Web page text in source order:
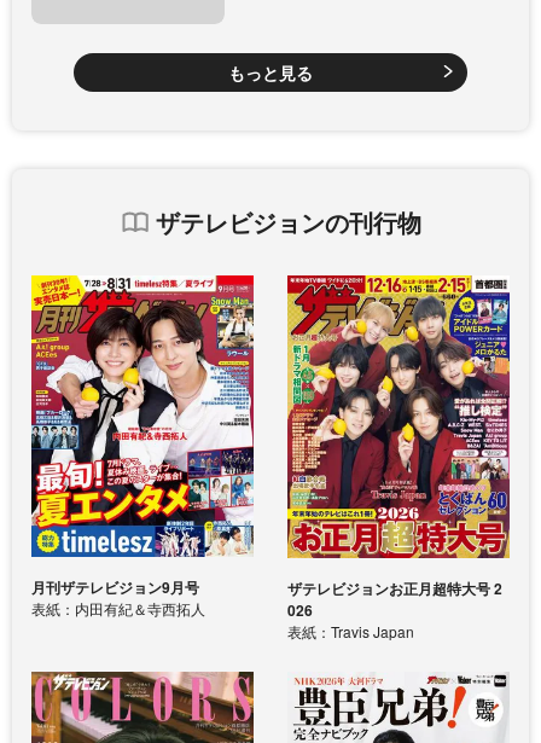
もっと見る
ザテレビジョンの刊行物
月刊ザテレビジョン9月号
表紙：内田有紀＆寺西拓人
ザテレビジョンお正月超特大号 2
026
表紙：Travis Japan